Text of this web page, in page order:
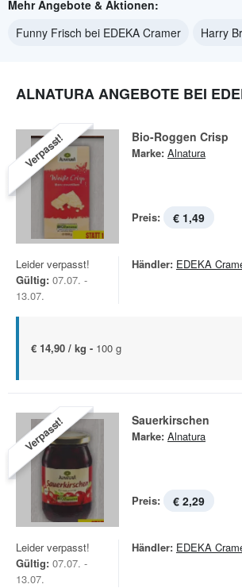
Mehr Angebote & Aktionen:
Funny Frisch bei EDEKA Cramer
Harry
ALNATURA ANGEBOTE BEI
Verpasst! Bio-Roggen Crisp
Marke: Alnatura
Preis: € 1,49
Leider verpasst!
Gültig: 07.07. -
13.07.
Händler: EDEKA
€ 14,90 / kg - 100 g
Verpasst! Sauerkirschen
Marke: Alnatura
Preis: € 2,29
Leider verpasst!
Gültig: 07.07. -
13.07.
Händler: EDEKA